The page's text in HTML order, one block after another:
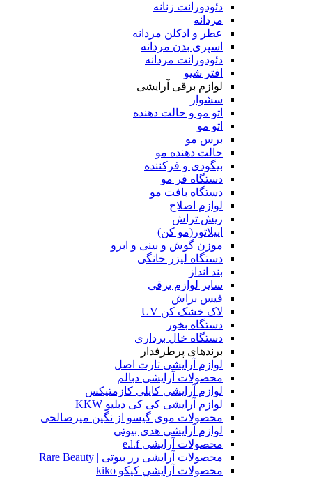
دئودورانت زنانه
مردانه
عطر و ادکلن مردانه
اسپری بدن مردانه
دئودورانت مردانه
افتر شیو
لوازم برقی آرایشی
سشوار
اتو مو و حالت دهنده
اتو مو
برس مو
حالت دهنده مو
بیگودی و فرکننده
دستگاه فر مو
دستگاه بافت مو
لوازم اصلاح
ریش تراش
اپیلاتور(مو کن)
موزن گوش و بینی و ابرو
دستگاه لیزر خانگی
بند انداز
سایر لوازم برقی
فیس براش
لاک خشک کن UV
دستگاه بخور
دستگاه خال برداری
برندهای پرطرفدار
لوازم آرایشی تارت اصل
محصولات آرایشی دبالم
لوازم آرایشی کایلی کازمتیکس
لوازم آرایشی کی کی دبلیو KKW
محصولات موی گیسو از نگین میرصالحی
لوازم آرایشی هدی بیوتی
محصولات آرایشی e.l.f
محصولات آرایشی رر بیوتی | Rare Beauty
محصولات آرایشی کیکو kiko